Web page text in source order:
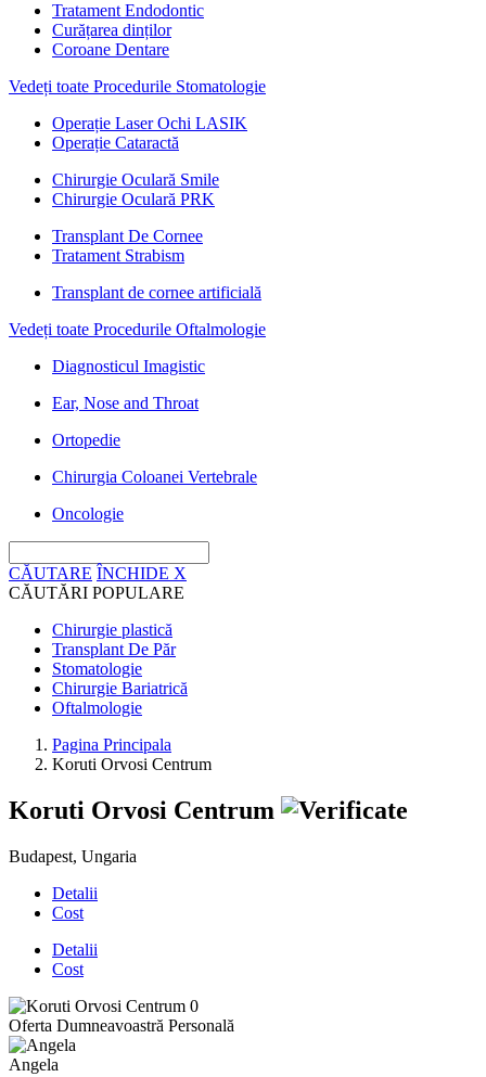
Tratament Endodontic
Curățarea dinților
Coroane Dentare
Vedeți toate Procedurile Stomatologie
Operație Laser Ochi LASIK
Operație Cataractă
Chirurgie Oculară Smile
Chirurgie Oculară PRK
Transplant De Cornee
Tratament Strabism
Transplant de cornee artificială
Vedeți toate Procedurile Oftalmologie
Diagnosticul Imagistic
Ear, Nose and Throat
Ortopedie
Chirurgia Coloanei Vertebrale
Oncologie
CĂUTARE ÎNCHIDE X
CĂUTĂRI POPULARE
Chirurgie plastică
Transplant De Păr
Stomatologie
Chirurgie Bariatrică
Oftalmologie
Pagina Principala
Koruti Orvosi Centrum
Koruti Orvosi Centrum
Budapest, Ungaria
Detalii
Cost
Detalii
Cost
Oferta Dumneavoastră Personală
Angela